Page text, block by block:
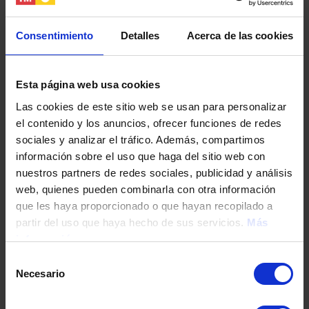
Consentimiento Detalles Acerca de las cookies
Esta página web usa cookies
Las cookies de este sitio web se usan para personalizar
el contenido y los anuncios, ofrecer funciones de redes
sociales y analizar el tráfico. Además, compartimos
información sobre el uso que haga del sitio web con
nuestros partners de redes sociales, publicidad y análisis
web, quienes pueden combinarla con otra información
que les haya proporcionado o que hayan recopilado a
partir del uso que haya hecho de sus servicios. Más
información
Necesario
Салобрар. Пляж Эс Тренк протяженностью
более 2 километров с сосновыми лесами,
охраняемой природной среде.
Интересные места
Колония де Сант Жорди - одна из самых
живописных деревень на Майорке. В прошлом
эта деревня была известна своими традициями
рыболовства и тем, что здесь находится
солеварня S'Avall, одна из старейших в мире и
очень красивая благодаря своему характерному
позволить себе плениться красотой закатов с